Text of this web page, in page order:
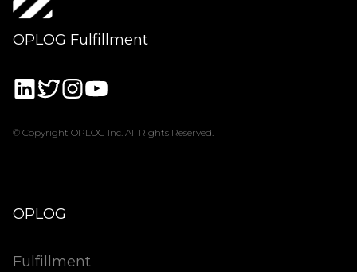
OPLOG Fulfillment
© Copyright OPLOG Inc. All Rights Reserved.
OPLOG
Fulfillment